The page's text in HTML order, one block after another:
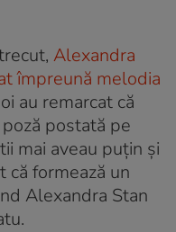
Alexandra
împreună melodia
au remarcat că
postată pe
mai aveau puțin și
că formează un
Alexandra Stan